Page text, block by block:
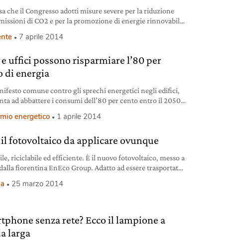
che il Congresso adotti misure severe per la riduzione
di CO2 e per la promozione di energie rinnovabili,
7 aprile 2014
e uffici possono risparmiare l’80 per
di energia
comune contro gli sprechi energetici negli edifici,
ad abbattere i consumi dell’80 per cento entro il 2050
europea volta a sensibilizzare istituzioni e
Europe è una campagna
energetico 1 aprile 2014
il fotovoltaico da applicare ovunque
riciclabile ed efficiente. È il nuovo fotovoltaico, messo a
fiorentina EnEco Group. Adatto ad essere trasportato
a portata di mano.
25 marzo 2014
senza rete? Ecco il lampione a
larga